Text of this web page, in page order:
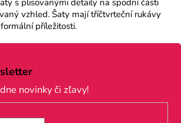
s plisovanými detaily na spodní části
vzhled. Šaty mají tříčtvrteční rukávy
příležitosti.
novinky či zľavy!